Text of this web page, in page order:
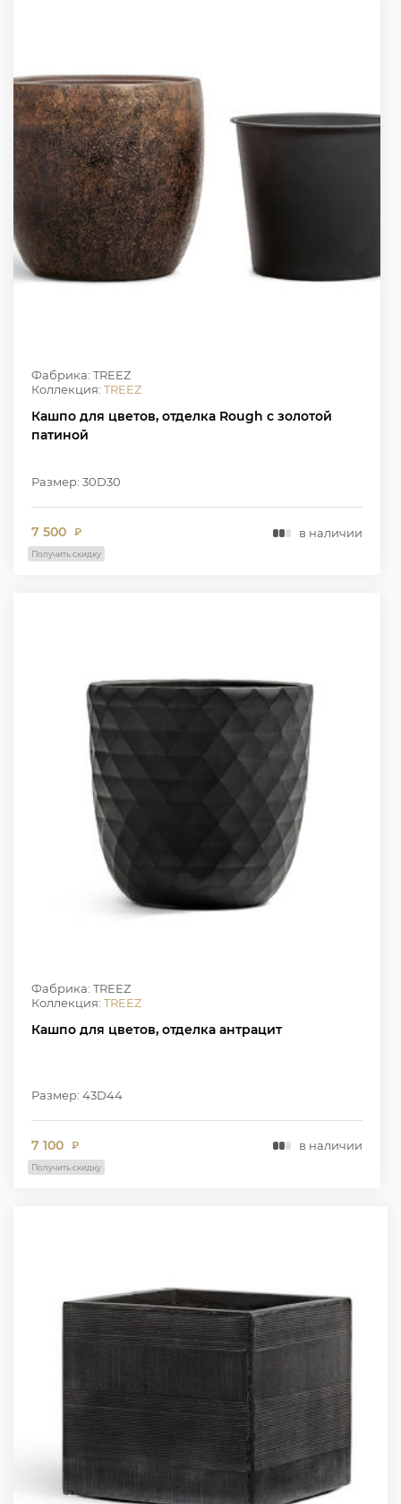
Фабрика: TREEZ
Коллекция: TREEZ
Кашпо для цветов, отделка Rough с золотой
патиной
Размер: 30D30
7 500 ₽ в наличии
Получить скидку
Фабрика: TREEZ
Коллекция: TREEZ
Кашпо для цветов, отделка антрацит
Размер: 43D44
7 100 ₽ в наличии
Получить скидку